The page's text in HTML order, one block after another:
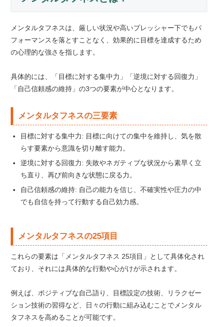
メンタルタフネスは、厳しい状況や高いプレッシャー下でもパ
フォーマンスを落とすことなく、効果的に目標を達成するため
の心理的な強さを指します。
具体的には、「目標に対する集中力」「逆境に対する回復力」
「自己信頼感の維持」の3つの要素が中心となります。
メンタルタフネスの三要素
目標に対する集中力: 目標に向けての集中を維持し、気を散
らす要素から意識を切り離す能力。
逆境に対する回復力: 失敗やネガティブな状況から素早く立
ち直り、再び前向きな状態に戻る力。
自己信頼感の維持: 自己の能力を信じ、不確実性や圧力の中
でも自信を持って行動する自己効力感。
メンタルタフネスの25項目
これらの要素は「メンタルタフネス 25項目」として具体化され
ており、それには具体的な行動や心がけが示されます。
例えば、ポジティブな自己語り、目標設定の技術、リラクゼー
ション技術の習得など、日々の行動に組み込むことでメンタル
タフネスを高めることが可能です。